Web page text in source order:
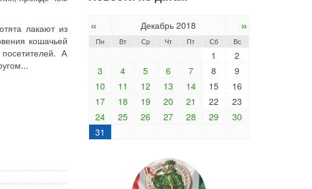
лакают из
кошачьей
А
« Декабрь 2018 »
Пн Вт Ср Чт Пт Сб Вс
1
2
3
4 5 6 7 8
9
10
11 12 13 14 15
16
17
18 19 20 21 22
23
24
25 26 27 28 29
30
31